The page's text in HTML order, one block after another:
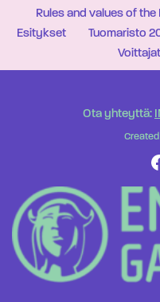
Rules and values of the
Esitykset
Tuomaristo
Ota yhteyttä: